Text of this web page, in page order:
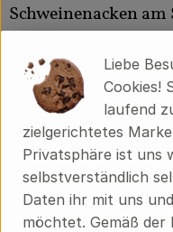
Schweinenacken am
ca. 2 kg
Herkunft
Liebe
Cookies!
laufend
zielgerichtetes
Privatsphäre ist uns
selbstverständlich
Daten ihr mit uns
möchtet. Gemäß der